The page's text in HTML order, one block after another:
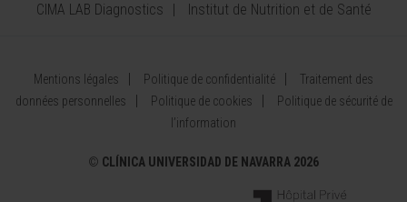
CIMA LAB Diagnostics
Institut de Nutrition et de Santé
Mentions légales Politique de confidentialité
Traitement des
données personnelles
Politique de cookies
Politique de sécurité de
l’information
© CLÍNICA UNIVERSIDAD DE NAVARRA 2026